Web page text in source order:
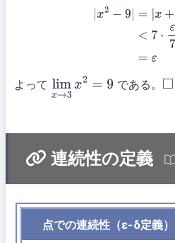
2−9|= |x +3| x− 3|
よって limx →3 x2 = 9である。 ◻
連続性の定義
点での連続性（ε-δ定義）